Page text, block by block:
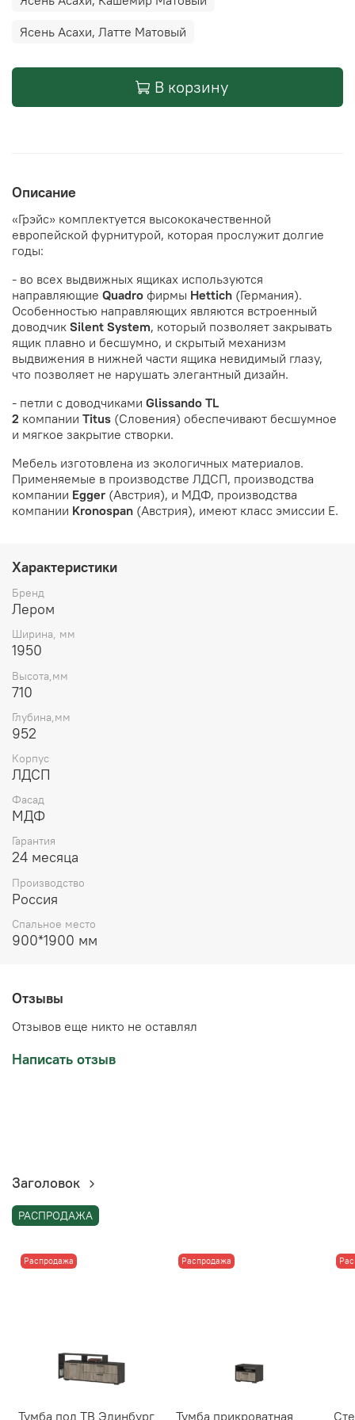
Ясень Асахи, Латте Матовый
В корзину
Описание
«Грэйс» комплектуется высококачественной
европейской фурнитурой, которая прослужит долгие
годы:
- во всех выдвижных ящиках используются
направляющие Quadro фирмы Hettich (Германия).
Особенностью направляющих являются встроенный
доводчик Silent System, который позволяет закрывать
ящик плавно и бесшумно, и скрытый механизм
выдвижения в нижней части ящика невидимый глазу,
что позволяет не нарушать элегантный дизайн.
- петли с доводчиками Glissando TL
2 компании Titus (Словения) обеспечивают бесшумное
и мягкое закрытие створки.
Мебель изготовлена из экологичных материалов.
Применяемые в производстве ЛДСП, производства
компании Egger (Австрия), и МДФ, производства
компании Kronospan (Австрия), имеют класс эмиссии Е.
Характеристики
Бренд
Лером
Ширина, мм
1950
Высота,мм
710
Глубина,мм
952
Корпус
ЛДСП
Фасад
МДФ
Гарантия
24 месяца
Производство
Россия
Спальное место
900*1900 мм
Отзывы
Отзывов еще никто не оставлял
Написать отзыв
Заголовок
РАСПРОДАЖА
Распродажа
Тумба под ТВ Эдинбург
Распродажа
Тумба прикроватная